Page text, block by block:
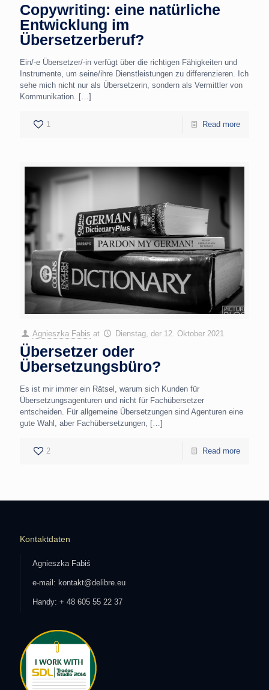
Copywriting: eine natürliche
Entwicklung im
Übersetzerberuf?
Ein/-e Übersetzer/-in verfügt über die richtigen Fähigkeiten und
Instrumente, um seine/ihre Dienstleistungen zu differenzieren. Ich
sehe mich nicht nur als Übersetzerin, sondern als Vermittler von
Kommunikation.
[…]
1 Read more
Agnieszka Fabis at Dienstag, der 12. Oktober 2021
Übersetzer oder
Übersetzungsbüro?
Es ist mir immer ein Rätsel, warum sich Kunden für
Übersetzungsagenturen und nicht für Fachübersetzer
entscheiden. Für allgemeine Übersetzungen sind Agenturen eine
gute Wahl, aber Fachübersetzungen, […]
2 Read more
Kontaktdaten
Agnieszka Fabiś
e-mail: kontakt@delibre.eu
Handy: + 48 605 55 22 37